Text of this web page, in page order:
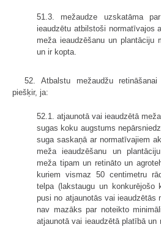
51.3. mežaudze uzskatāma
ieaudzētu atbilstoši normatīvajos
meža ieaudzēšanu un plantāciju
un ir kopta.
52. Atbalstu mežaudžu
piešķir, ja:
52.1. atjaunotā vai ieaudzētā
sugas koku augstums
suga saskaņā ar normatīvajiem
meža ieaudzēšanu un
meža tipam un retināto un
kuriem vismaz 50 centimetru
telpa (lakstaugu un konkurējošo
pusi no atjaunotās vai ieaudzētās
nav mazāks par noteikto
atjaunotā vai ieaudzētā platībā